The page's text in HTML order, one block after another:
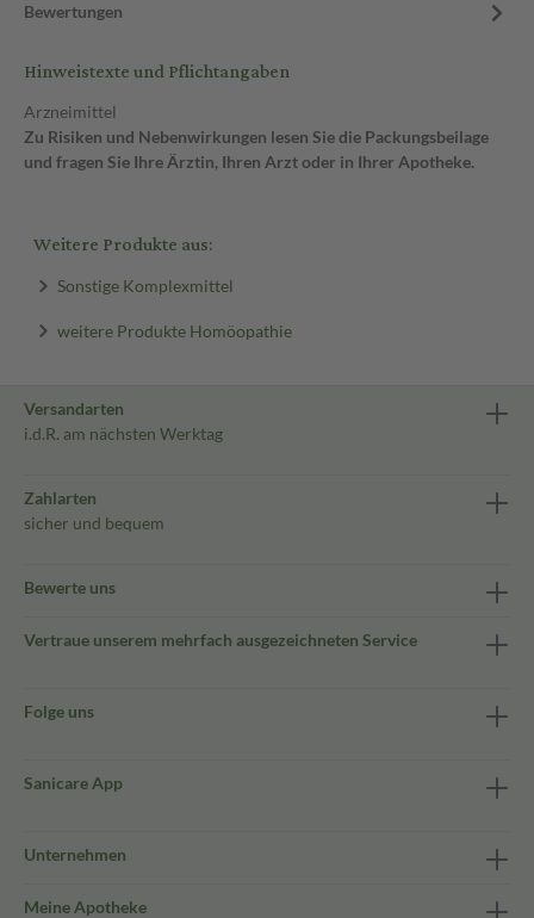
Bewertungen
Hinweistexte und Pflichtangaben
Arzneimittel
Zu Risiken und Nebenwirkungen lesen Sie die Packungsbeilage
und fragen Sie Ihre Ärztin, Ihren Arzt oder in Ihrer Apotheke.
Weitere Produkte aus:
Sonstige Komplexmittel
weitere Produkte Homöopathie
Versandarten
i.d.R. am nächsten Werktag
Zahlarten
sicher und bequem
Bewerte uns
Vertraue unserem mehrfach ausgezeichneten Service
Folge uns
Sanicare App
Unternehmen
Meine Apotheke